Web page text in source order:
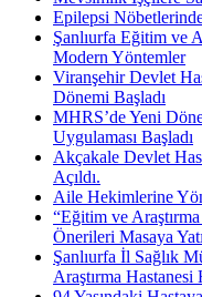
Epilepsi
Şanlıurfa Eğitim ve
Modern Yöntemler
Viranşehir Devlet
Dönemi Başladı
MHRS’de Yeni
Uygulaması Başladı
Akçakale Devlet
Açıldı.
Aile Hekimlerine
“Eğitim ve
Önerileri Masaya
Şanlıurfa İl Sağlık
Araştırma